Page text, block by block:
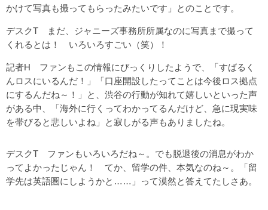
かけて写真も撮ってもらったみたいです」とのことです。
デスクT まだ、ジャニーズ事務所所属なのに写真まで撮って
くれるとは！ いろいろすごい（笑）！
記者H ファンもこの情報にびっくりしたようで、「すばるく
んロスにいるんだ！」「口座開設したってことは今後ロス拠点
にするんだね～！」と、渋谷の行動が知れて嬉しいといった声
がある中、「海外に行くってわかってるんだけど、急に現実味
を帯びると悲しいよね」と寂しがる声もありましたね。
デスクT ファンもいろいろだね～。でも脱退後の消息がわか
ってよかったじゃん！ てか、留学の件、本気なのね～。「留
学先は英語圏にしようかと……」って漠然と答えてたしさあ。